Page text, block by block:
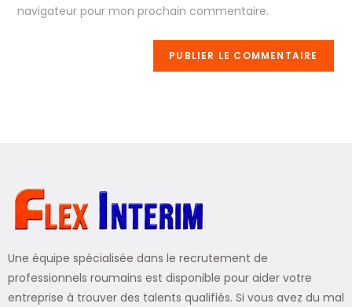
navigateur pour mon prochain commentaire.
Une équipe spécialisée dans le recrutement de
professionnels roumains est disponible pour aider votre
entreprise à trouver des talents qualifiés. Si vous avez du mal